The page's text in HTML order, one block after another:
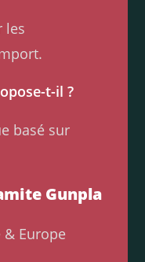
les
t-il ?
basé sur
Gunpla
Europe